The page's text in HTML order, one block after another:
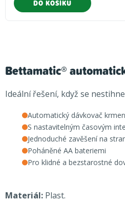
DO KOŠÍKU
Bettamatic®
Ideální řešení, když se
Automatický dávkovač
S nastavitelným časovým
Jednoduché zavěšení na
Poháněné AA bateriemi
Pro klidné a bezstarostné
Materiál: Plast.